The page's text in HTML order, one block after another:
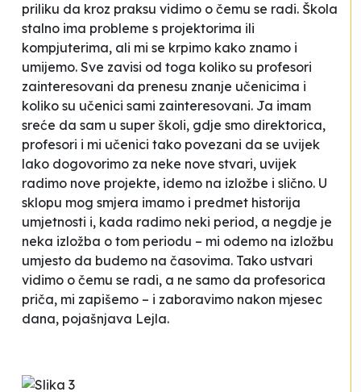
priliku da kroz praksu vidimo o čemu se radi. Škola
stalno ima probleme s projektorima ili
kompjuterima, ali mi se krpimo kako znamo i
umijemo. Sve zavisi od toga koliko su profesori
zainteresovani da prenesu znanje učenicima i
koliko su učenici sami zainteresovani. Ja imam
sreće da sam u super školi, gdje smo direktorica,
profesori i mi učenici tako povezani da se uvijek
lako dogovorimo za neke nove stvari, uvijek
radimo nove projekte, idemo na izložbe i slično. U
sklopu mog smjera imamo i predmet historija
umjetnosti i, kada radimo neki period, a negdje je
neka izložba o tom periodu – mi odemo na izložbu
umjesto da budemo na časovima. Tako ustvari
vidimo o čemu se radi, a ne samo da profesorica
priča, mi zapišemo – i zaboravimo nakon mjesec
dana, pojašnjava Lejla.